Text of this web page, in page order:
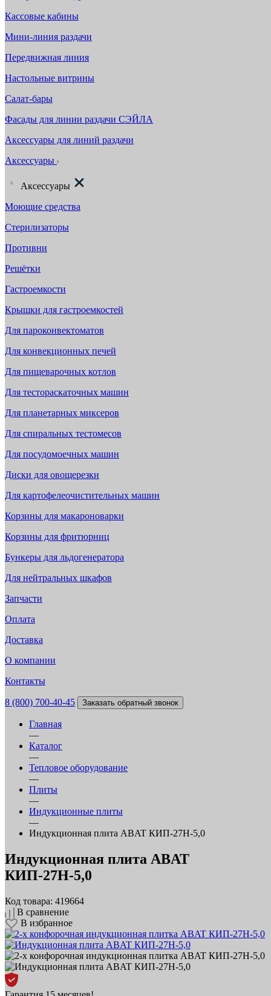
Кассовые кабины
Мини-линия раздачи
Передвижная линия
Настольные витрины
Салат-бары
Фасады для линии раздачи СЭЙЛА
Аксессуары для линий раздачи
Аксессуары
Аксессуары
Моющие средства
Стерилизаторы
Противни
Решётки
Гастроемкости
Крышки для гастроемкостей
Для пароконвектоматов
Для конвекционных печей
Для пищеварочных котлов
Для тестораскаточных машин
Для планетарных миксеров
Для спиральных тестомесов
Для посудомоечных машин
Диски для овощерезки
Для картофелеочистительных машин
Корзины для макароноварки
Корзины для фритюрниц
Бункеры для льдогенератора
Для нейтральных шкафов
Запчасти
Оплата
Доставка
О компании
Контакты
8 (800) 700-40-45 Заказать обратный звонок
Главная
—
Каталог
—
Тепловое оборудование
—
Плиты
—
Индукционные плиты
—
Индукционная плита ABAT КИП‑27Н‑5,0
Индукционная плита ABAT
КИП‑27Н‑5,0
Код товара: 419664
В сравнение
В избранное